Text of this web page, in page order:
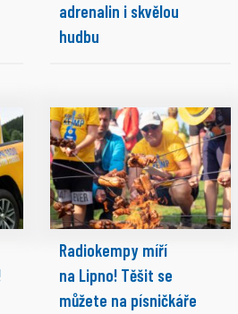
adrenalin i skvělou
hudbu
Radiokempy míří
na Lipno! Těšit se
můžete na písničkáře